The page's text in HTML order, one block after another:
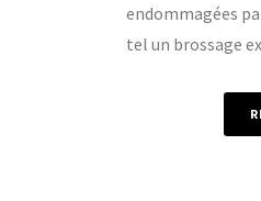
endommagées
tel un brossage